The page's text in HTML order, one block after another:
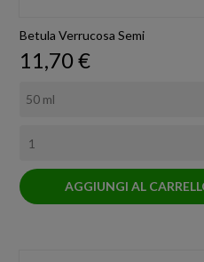
Betula Verrucosa Semi
Prezzo
11,70 €
AGGIUNGI AL